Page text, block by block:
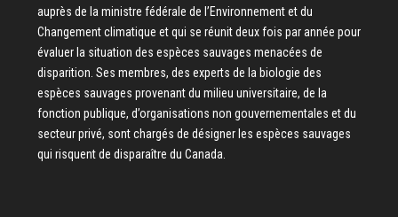
auprès de la ministre fédérale de l’Environnement et du
Changement climatique et qui se réunit deux fois par année pour
évaluer la situation des espèces sauvages menacées de
disparition. Ses membres, des experts de la biologie des
espèces sauvages provenant du milieu universitaire, de la
fonction publique, d’organisations non gouvernementales et du
secteur privé, sont chargés de désigner les espèces sauvages
qui risquent de disparaître du Canada.